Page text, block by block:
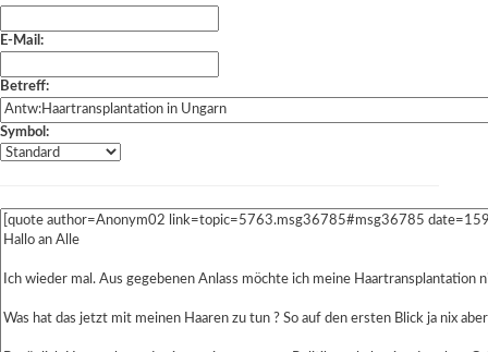
E-Mail:
Betreff:
Symbol: